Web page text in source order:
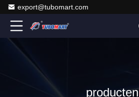
export@tubomart.com
producten